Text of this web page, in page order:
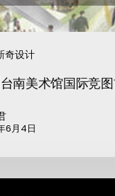
奇设计
南美术馆国际竞图
6月4日